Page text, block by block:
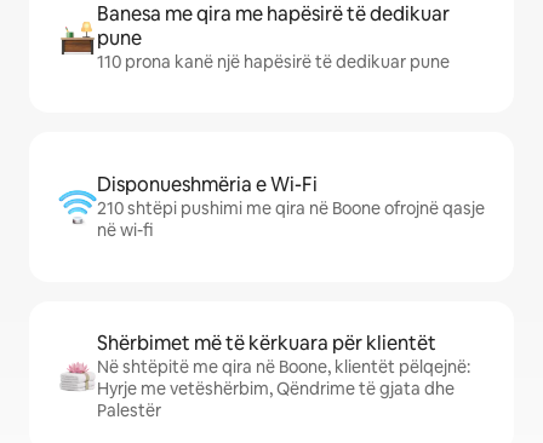
Banesa me qira me hapësirë të dedikuar
pune
110 prona kanë një hapësirë të dedikuar pune
Disponueshmëria e Wi-Fi
210 shtëpi pushimi me qira në Boone ofrojnë qasje
në wi-fi
Shërbimet më të kërkuara për klientët
Në shtëpitë me qira në Boone, klientët pëlqejnë:
Hyrje me vetëshërbim, Qëndrime të gjata dhe
Palestër